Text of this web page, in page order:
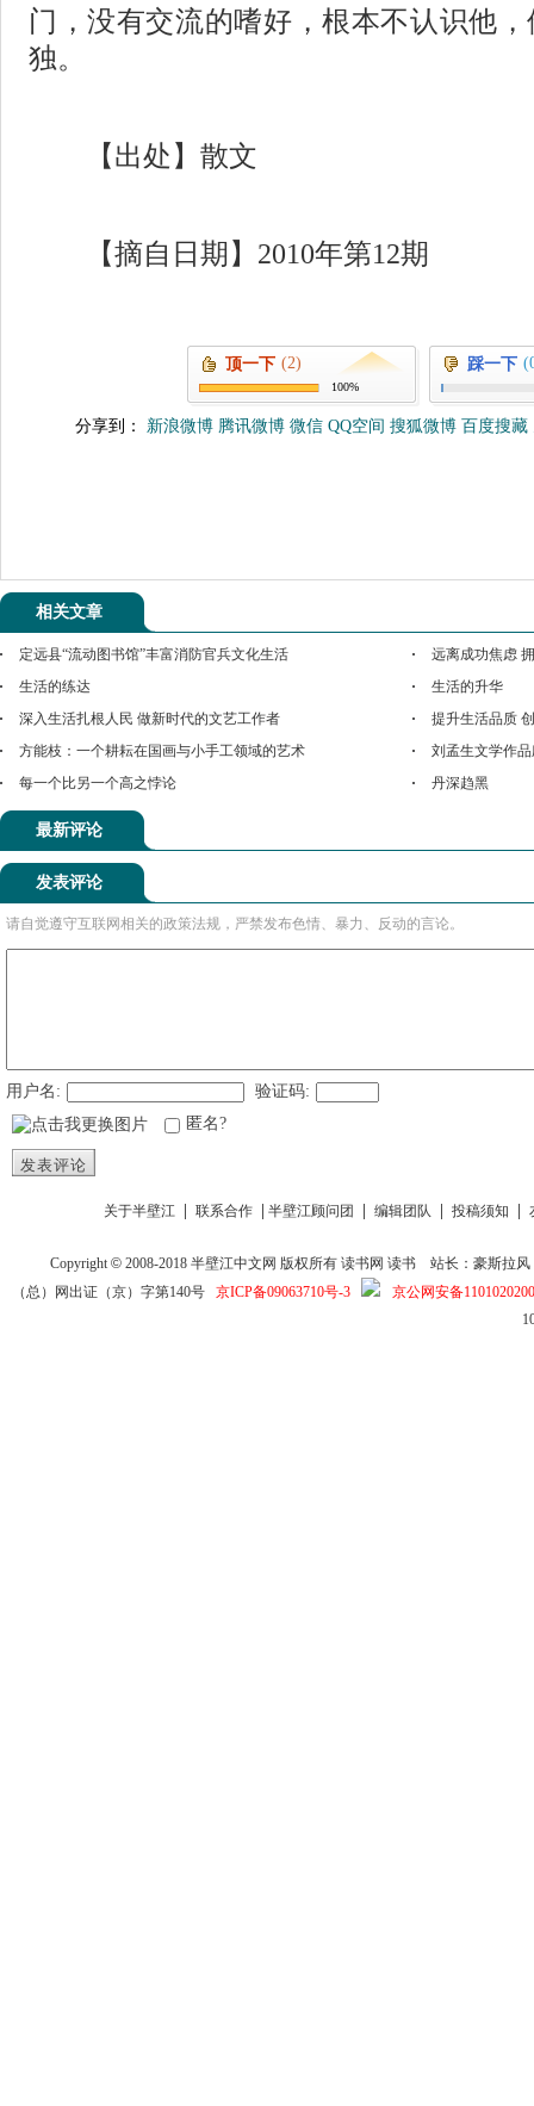
门，没有交流的嗜好，根本不认识他
独。
【出处】散文
【摘自日期】 2010年第12期
顶一下 (2)
100%
踩一下
分享到： 新浪微博 腾讯微博 微信 QQ空间 搜狐微博 百度搜藏
相关文章
定远县“流动图书馆”丰富消防官兵文化生活
远离成功焦虑
生活的练达
生活的升华
深入生活扎根人民 做新时代的文艺工作者
提升生活品质
方能枝：一个耕耘在国画与小手工领域的艺术
刘孟生文学作
每一个比另一个高之悖论
丹深趋黑
最新评论
发表评论
请自觉遵守互联网相关的政策法规，严禁发布色情、暴力、反动的言论。
用户名:
验证码:
匿名?
发表评论
关于半壁江 联系合作 半壁江顾问团 编辑团队 投稿须知
Copyright © 2008-2018半壁江中文网 版权所有读书网 读书
站长：豪斯拉风
（总）网出证（京）字第140号 京ICP备09063710号-3
京公网安备